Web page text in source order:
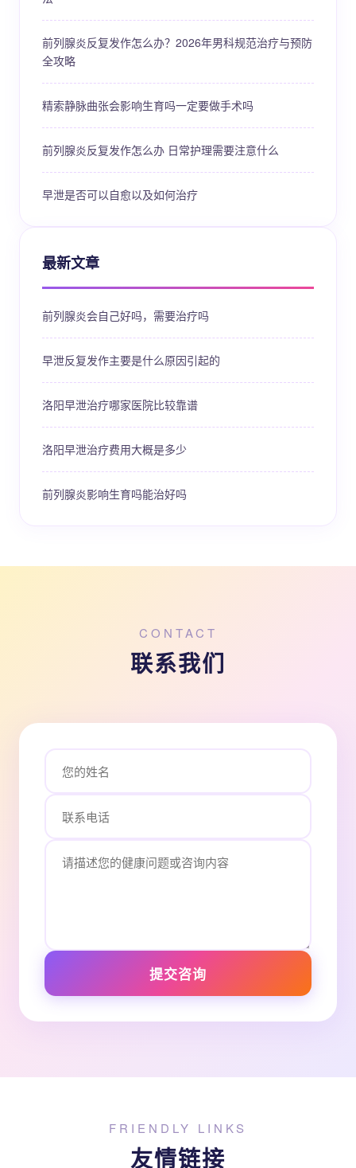
前列腺炎反复发作怎么办？2026年男科规范治疗与预防
全攻略
精索静脉曲张会影响生育吗一定要做手术吗
前列腺炎反复发作怎么办 日常护理需要注意什么
早泄是否可以自愈以及如何治疗
最新文章
前列腺炎会自己好吗，需要治疗吗
早泄反复发作主要是什么原因引起的
洛阳早泄治疗哪家医院比较靠谱
洛阳早泄治疗费用大概是多少
前列腺炎影响生育吗能治好吗
CONTACT
联系我们
提交咨询
FRIENDLY LINKS
友情链接